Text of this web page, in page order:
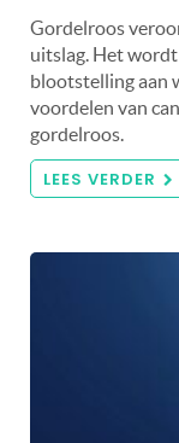
Gordelroos
uitslag. Het
blootstelling aan
voordelen van
gordelroos.
LEES VERDER